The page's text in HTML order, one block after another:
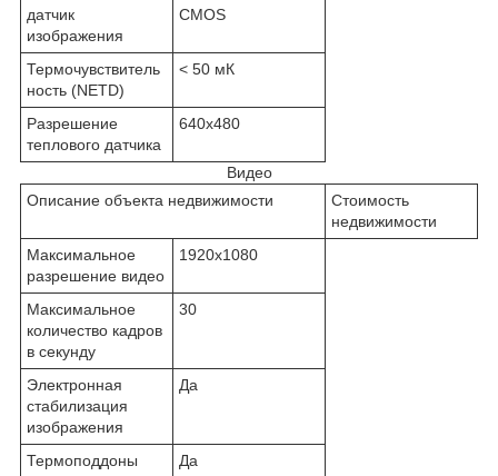
датчик
изображения
CMOS
Термочувствитель
ность (NETD)
< 50 мК
Разрешение
теплового датчика
640x480
Видео
Описание объекта недвижимости
Стоимость
недвижимости
Максимальное
разрешение видео
1920x1080
Максимальное
количество кадров
в секунду
30
Электронная
стабилизация
изображения
Да
Термоподдоны Да